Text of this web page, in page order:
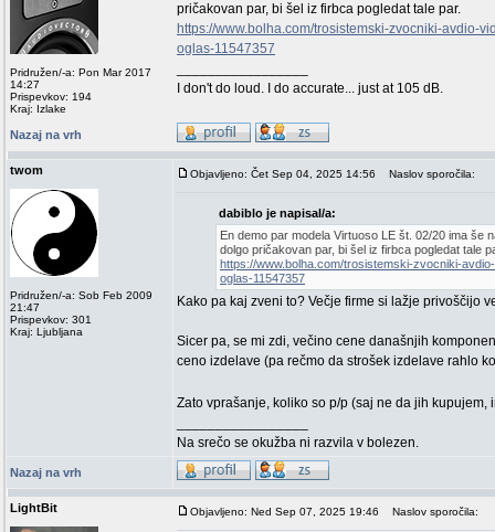
Pridružen/-a: Pon Mar 2017
14:27
Prispevkov: 194
Kraj: Izlake
pričakovan par, bi šel iz firbca pogledat tale par.
https://www.bolha.com/trosistemski-zvocniki-avdio-
oglas-11547357
I don't do loud. I do accurate... just at 105 dB.
Nazaj na vrh
twom
Pridružen/-a: Sob Feb 2009
21:47
Prispevkov: 301
Kraj: Ljubljana
Objavljeno: Čet Sep 04, 2025 14:56 Naslov sporočila:
dabiblo je napisal/a:
En demo par modela Virtuoso LE št. 02/20 ima še
dolgo pričakovan par, bi šel iz firbca pogledat tale
https://www.bolha.com/trosistemski-zvocniki-
oglas-11547357
Kako pa kaj zveni to? Večje firme si lažje privoščijo
Sicer pa, se mi zdi, večino cene današnjih
ceno izdelave (pa rečmo da strošek izdelave rahlo
Zato vprašanje, koliko so p/p (saj ne da jih
Na srečo se okužba ni razvila v bolezen.
Nazaj na vrh
LightBit Objavljeno: Ned Sep 07, 2025 19:46 Naslov sporočila: